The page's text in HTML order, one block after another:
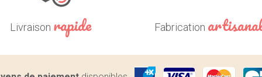
Livraison rapide Fabrication